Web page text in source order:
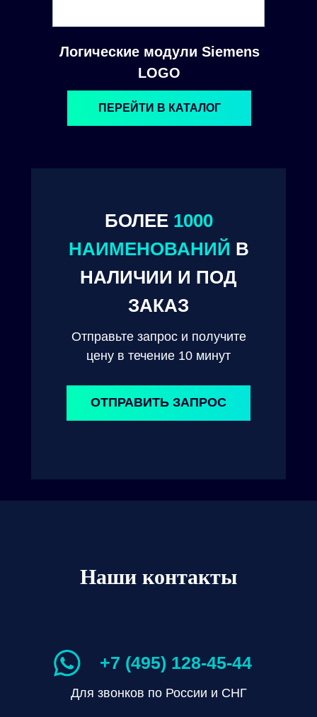
ОТПРАВИТЬ ЗАПРОС
БОЛЕЕ 1000
НАИМЕНОВАНИЙ В
НАЛИЧИИ И ПОД
ЗАКАЗ
Отправьте запрос и получите
цену в течение 10 минут
Логические модули Siemens
LOGO
ПЕРЕЙТИ В КАТАЛОГ
Наши контакты
Для звонков по России и СНГ
+7 (495) 128-45-44